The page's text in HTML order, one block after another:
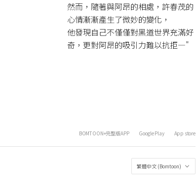
然而，隨著與阿昂的相處，許春茂的
心情漸漸產生了微妙的變化，
他發現自己不僅僅對黑道世界充滿好
奇，更對阿昂的吸引力難以抗拒—"
BOMTOON+完整版APP Google Play App store
繁體中文 (Bomtoon)